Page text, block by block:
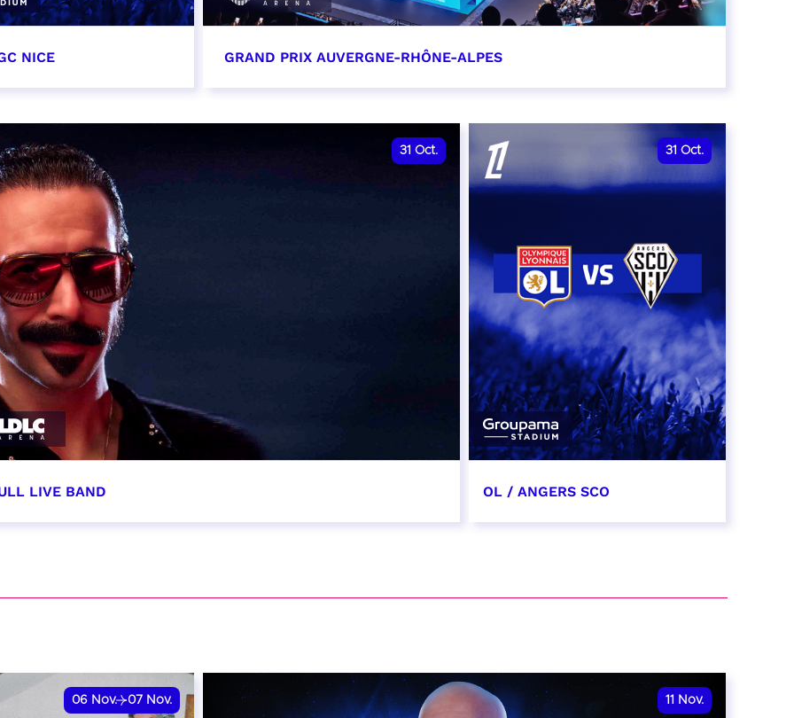
NICE
heure à confirmer
GRAND PRIX AUVERGNE-RHÔNE-ALPES
31 Oct.
LIVE BAND
31 Oct.
OL / ANGERS SCO
RÉSERVER
06 Nov. 07 Nov. 11 Nov.